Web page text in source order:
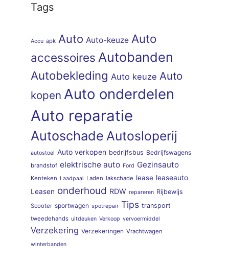
Tags
Accu apk Auto Auto-keuze Auto
accessoires Autobanden
Autobekleding Auto keuze Auto
kopen Auto onderdelen
Auto reparatie
Autoschade Autosloperij
autostoel Auto verkopen bedrijfsbus Bedrijfswagens
brandstof elektrische auto Ford Gezinsauto
Kenteken Laadpaal Laden lakschade lease leaseauto
Leasen onderhoud RDW repareren Rijbewijs
Scooter sportwagen spotrepair Tips transport
tweedehands uitdeuken Verkoop vervoermiddel
Verzekering Verzekeringen Vrachtwagen
winterbanden